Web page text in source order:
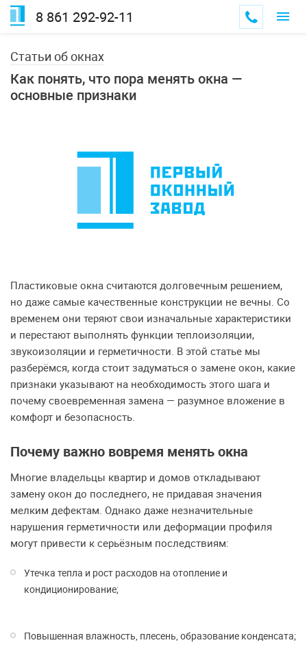
8 861 292-92-11
Статьи об окнах
Как понять, что пора менять окна —
основные признаки
Пластиковые окна считаются долговечным решением,
но даже самые качественные конструкции не вечны. Со
временем они теряют свои изначальные характеристики
и перестают выполнять функции теплоизоляции,
звукоизоляции и герметичности. В этой статье мы
разберёмся, когда стоит задуматься о замене окон, какие
признаки указывают на необходимость этого шага и
почему своевременная замена — разумное вложение в
комфорт и безопасность.
Почему важно вовремя менять окна
Многие владельцы квартир и домов откладывают
замену окон до последнего, не придавая значения
мелким дефектам. Однако даже незначительные
нарушения герметичности или деформации профиля
могут привести к серьёзным последствиям:
Утечка тепла и рост расходов на отопление и
кондиционирование;
Повышенная влажность, плесень, образование конденсата;